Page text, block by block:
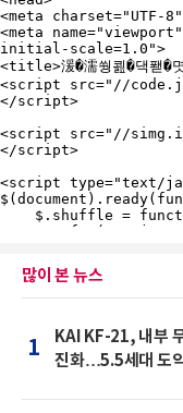
많이 본 뉴스
1
KAI KF-21, 내부
진화…5.5세대 도